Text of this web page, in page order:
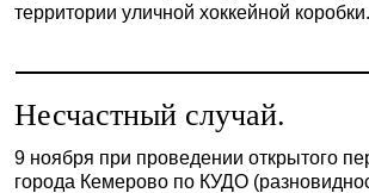
территории уличной хоккейной
Несчастный случай.
9 ноября при проведении открытого
города Кемерово по КУДО